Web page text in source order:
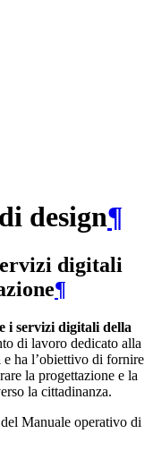
design¶
digitali
¶
i servizi digitali della
di lavoro dedicato alla
ha l’obiettivo di fornire
la progettazione e la
la cittadinanza.
Manuale operativo di